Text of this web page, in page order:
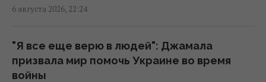
21:47 четверг, 06 августа 2026
В Украину может поступить
противодроновая ракета CM-70 из Канады,
– СМИ
6 августа 2026, 22:24
"Я все еще верю в людей": Джамала
призвала мир помочь Украине во время
войны